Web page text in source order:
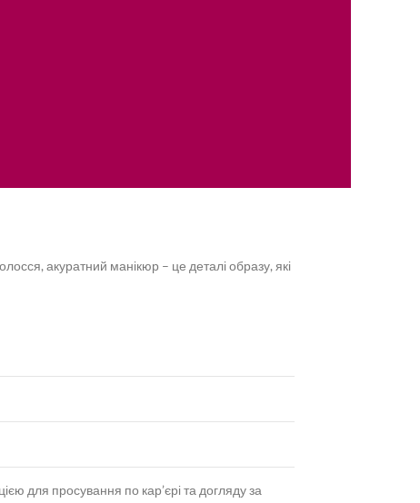
акуратний манікюр – це деталі образу, які
для просування по кар’єрі та догляду за